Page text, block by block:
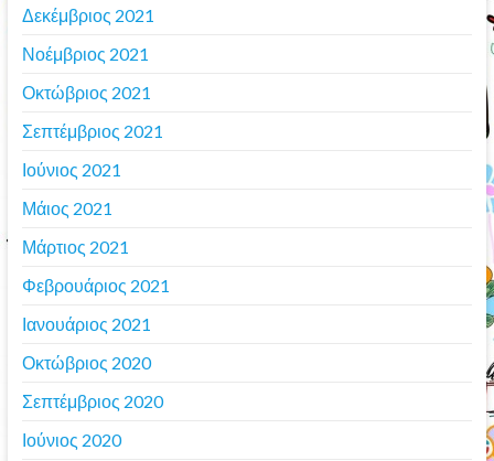
Δεκέμβριος 2021
Νοέμβριος 2021
Οκτώβριος 2021
Σεπτέμβριος 2021
Ιούνιος 2021
Μάιος 2021
Μάρτιος 2021
Φεβρουάριος 2021
Ιανουάριος 2021
Οκτώβριος 2020
Σεπτέμβριος 2020
Ιούνιος 2020